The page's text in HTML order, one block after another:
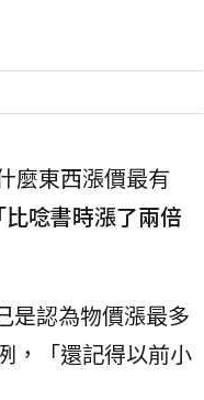
麼東西漲價最有
唸書時漲了兩倍
是認為物價漲最多
，「還記得以前小